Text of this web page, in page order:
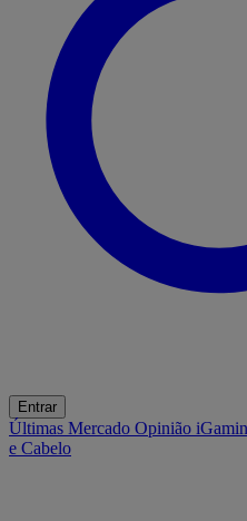
Entrar
Últimas Mercado Opinião
e Cabelo